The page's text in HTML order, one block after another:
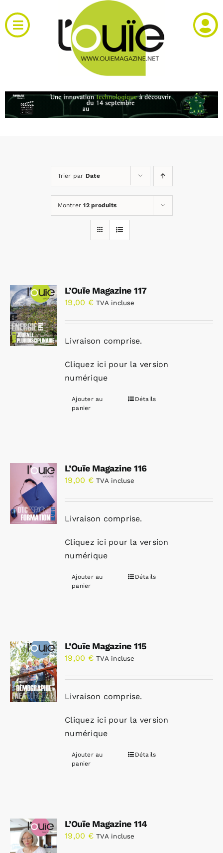
au
contenu
Toggle
Navigation
RH et emploi
Annonces emploi
Trier par Date
Montrer12 produits
L’Ouïe Magazine 117
19,00 € TVA incluse
Livraison comprise.
Cliquez ici pour la version
numérique
Ajouter au
panier
Détails
L’Ouïe Magazine 116
19,00 € TVA incluse
Livraison comprise.
Cliquez ici pour la version
numérique
Ajouter au
panier
Détails
L’Ouïe Magazine 115
19,00 € TVA incluse
Livraison comprise.
Cliquez ici pour la version
numérique
Ajouter au
panier
Détails
L’Ouïe Magazine 114
19,00 € TVA incluse